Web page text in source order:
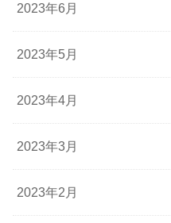
2023年6月
2023年5月
2023年4月
2023年3月
2023年2月